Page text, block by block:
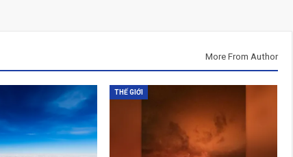
More From Author
THẾ GIỚI